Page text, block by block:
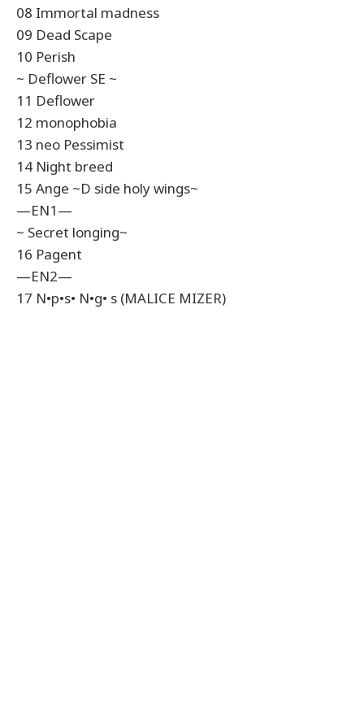
08 Immortal madness
09 Dead Scape
10 Perish
~ Deflower SE ~
11 Deflower
12 monophobia
13 neo Pessimist
14 Night breed
15 Ange ~D side holy wings~
—EN1—
~ Secret longing~
16 Pagent
—EN2—
17 N•p•s• N•g• s (MALICE MIZER)